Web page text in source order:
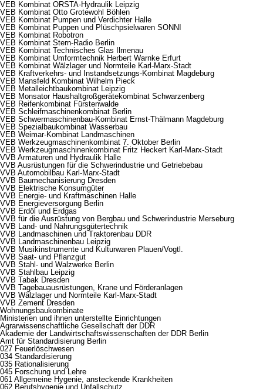
VEB Kombinat ORSTA-Hydraulik Leipzig
VEB Kombinat Otto Grotewohl Böhlen
VEB Kombinat Pumpen und Verdichter Halle
VEB Kombinat Puppen und Plüschpsielwaren SONNI
VEB Kombinat Robotron
VEB Kombinat Stern-Radio Berlin
VEB Kombinat Technisches Glas Ilmenau
VEB Kombinat Umformtechnik Herbert Warnke Erfurt
VEB Kombinat Wälzlager und Normteile Karl-Marx-Stadt
VEB Kraftverkehrs- und Instandsetzungs-Kombinat Magdeburg
VEB Mansfeld Kombinat Wilhelm Pieck
VEB Metalleichtbaukombinat Leipzig
VEB Monsator Haushaltgroßgerätekombinat Schwarzenberg
VEB Reifenkombinat Fürstenwalde
VEB Schleifmaschinenkombinat Berlin
VEB Schwermaschinenbau-Kombinat Ernst-Thälmann Magdeburg
VEB Spezialbaukombinat Wasserbau
VEB Weimar-Kombinat Landmaschinen
VEB Werkzeugmaschinenkombinat 7. Oktober Berlin
VEB Werkzeugmaschinenkombinat Fritz Heckert Karl-Marx-Stadt
VVB Armaturen und Hydraulik Halle
VVB Ausrüstungen für die Schwerindustrie und Getriebebau
VVB Automobilbau Karl-Marx-Stadt
VVB Baumechanisierung Dresden
VVB Elektrische Konsumgüter
VVB Energie- und Kraftmaschinen Halle
VVB Energieversorgung Berlin
VVB Erdöl und Erdgas
VVB für die Ausrüstung von Bergbau und Schwerindustrie Merseburg
VVB Land- und Nahrungsgütertechnik
VVB Landmaschinen und Traktorenbau DDR
VVB Landmaschinenbau Leipzig
VVB Musikinstrumente und Kulturwaren Plauen/Vogtl.
VVB Saat- und Pflanzgut
VVB Stahl- und Walzwerke Berlin
VVB Stahlbau Leipzig
VVB Tabak Dresden
VVB Tagebauausrüstungen, Krane und Förderanlagen
VVB Wälzlager und Normteile Karl-Marx-Stadt
VVB Zement Dresden
Wohnungsbaukombinate
Ministerien und ihnen unterstellte Einrichtungen
Agrarwissenschaftliche Gesellschaft der DDR
Akademie der Landwirtschaftswissenschaften der DDR Berlin
Amt für Standardisierung Berlin
027 Feuerlöschwesen
034 Standardisierung
035 Rationalisierung
045 Forschung und Lehre
061 Allgemeine Hygenie, ansteckende Krankheiten
062 Berufshygenie und Unfallschutz